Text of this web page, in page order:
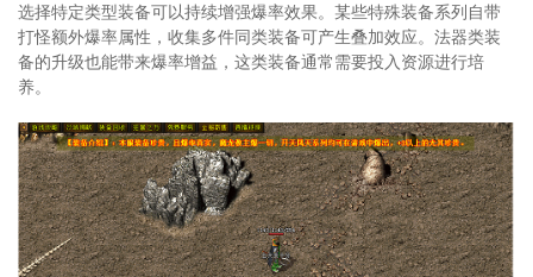
选择特定类型装备可以持续增强爆率效果。某些特殊装备系列自带
打怪额外爆率属性，收集多件同类装备可产生叠加效应。法器类装
备的升级也能带来爆率增益，这类装备通常需要投入资源进行培
养。